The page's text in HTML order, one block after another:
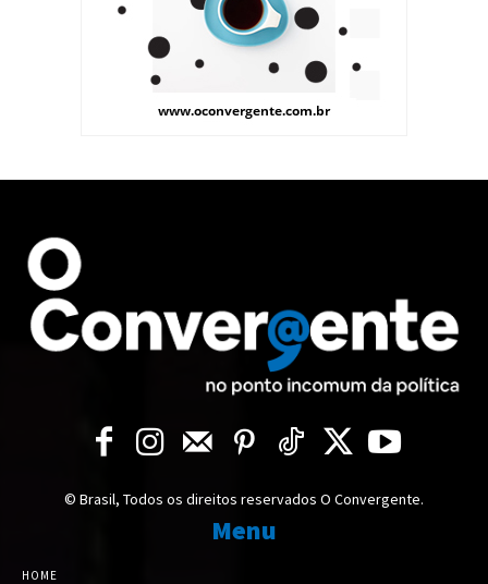
© Brasil, Todos os direitos reservados O Convergente.
Menu
HOME